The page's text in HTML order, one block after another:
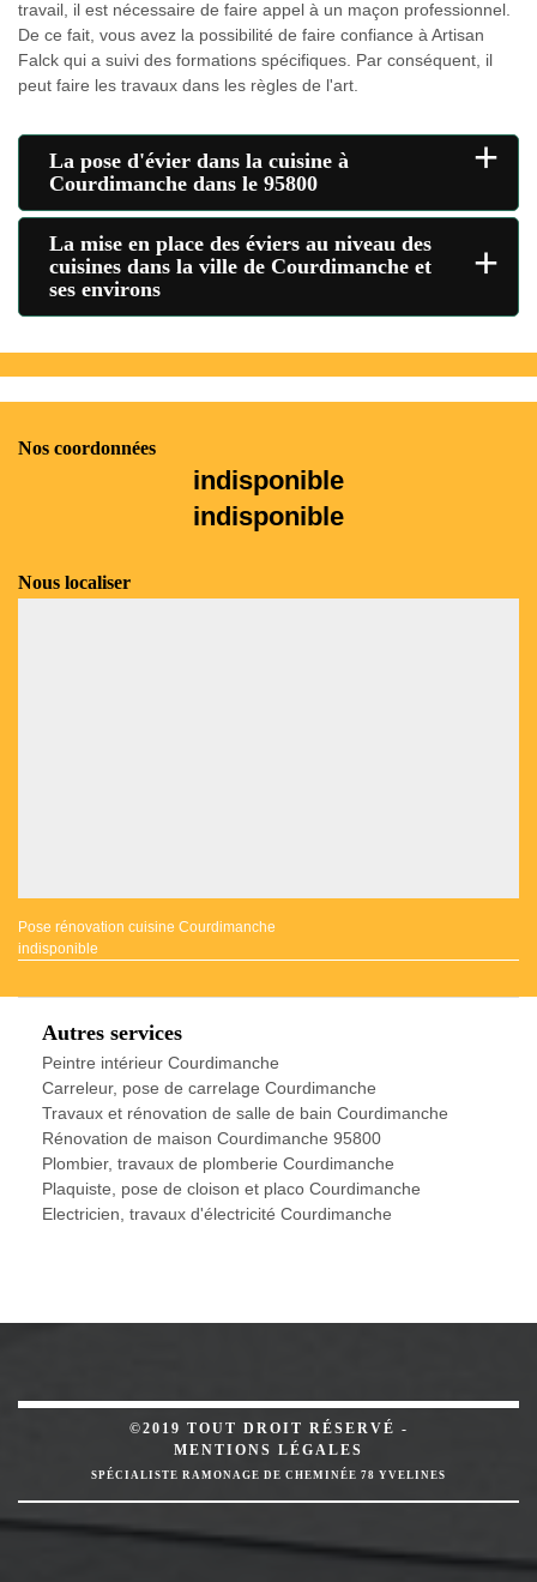
travail, il est nécessaire de faire appel à un maçon professionnel.
De ce fait, vous avez la possibilité de faire confiance à Artisan
Falck qui a suivi des formations spécifiques. Par conséquent, il
peut faire les travaux dans les règles de l'art.
La pose d'évier dans la cuisine à
Courdimanche dans le 95800
+
La mise en place des éviers au niveau des
cuisines dans la ville de Courdimanche et
ses environs
+
Nos coordonnées
indisponible
indisponible
Nous localiser
Pose rénovation cuisine Courdimanche
indisponible
Autres services
Peintre intérieur Courdimanche
Carreleur, pose de carrelage Courdimanche
Travaux et rénovation de salle de bain Courdimanche
Rénovation de maison Courdimanche 95800
Plombier, travaux de plomberie Courdimanche
Plaquiste, pose de cloison et placo Courdimanche
Electricien, travaux d'électricité Courdimanche
©2019 TOUT DROIT RÉSERVÉ -
MENTIONS LÉGALES
SPÉCIALISTE RAMONAGE DE CHEMINÉE 78 YVELINES